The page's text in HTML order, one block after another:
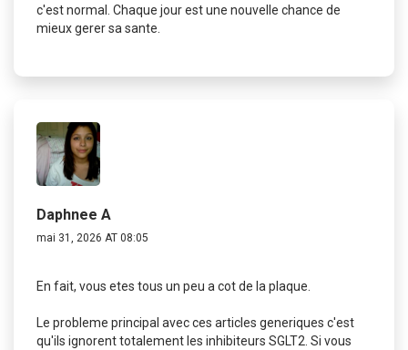
c'est normal. Chaque jour est une nouvelle chance de
mieux gerer sa sante.
Daphnee A
mai 31, 2026 AT 08:05
En fait, vous etes tous un peu a cot de la plaque.
Le probleme principal avec ces articles generiques c'est
qu'ils ignorent totalement les inhibiteurs SGLT2. Si vous